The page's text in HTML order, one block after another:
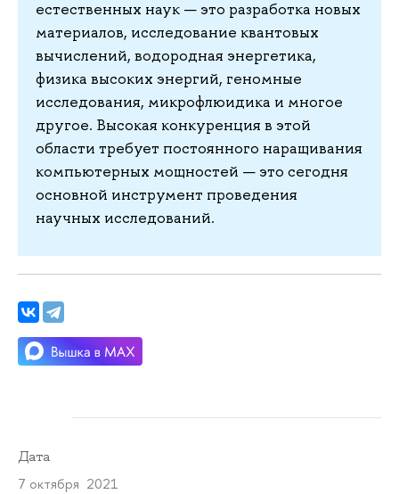
естественных наук — это разработка новых
материалов, исследование квантовых
вычислений, водородная энергетика,
физика высоких энергий, геномные
исследования, микрофлюидика и многое
другое. Высокая конкуренция в этой
области требует постоянного наращивания
компьютерных мощностей — это сегодня
основной инструмент проведения
научных исследований.
Дата
7 октября 2021